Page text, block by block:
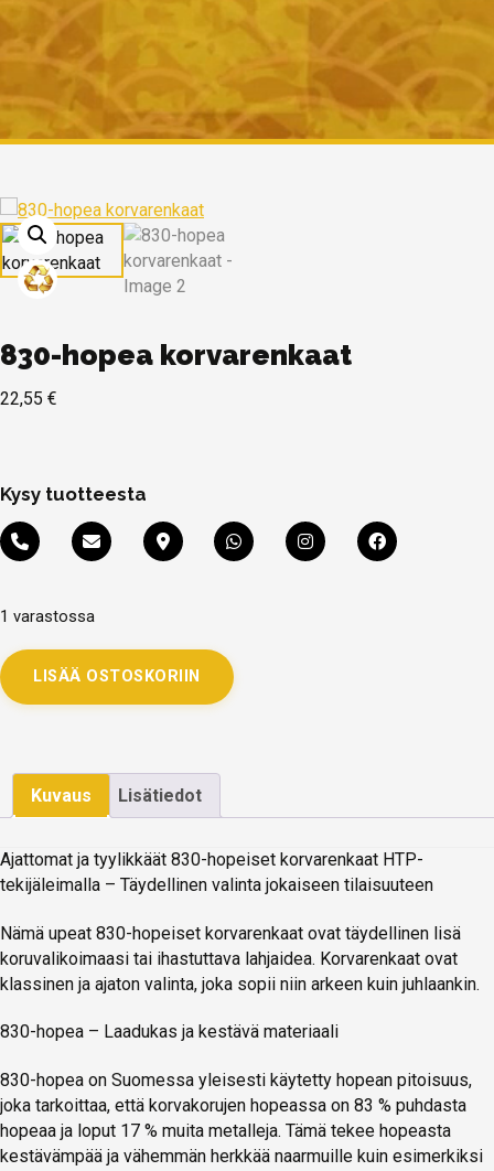
830-hopea korvarenkaat
22,55 €
Kysy tuotteesta
1 varastossa
LISÄÄ OSTOSKORIIN
Kuvaus Lisätiedot
Ajattomat ja tyylikkäät 830-hopeiset korvarenkaat HTP-
tekijäleimalla – Täydellinen valinta jokaiseen tilaisuuteen
Nämä upeat 830-hopeiset korvarenkaat ovat täydellinen lisä
koruvalikoimaasi tai ihastuttava lahjaidea. Korvarenkaat ovat
klassinen ja ajaton valinta, joka sopii niin arkeen kuin juhlaankin.
830-hopea – Laadukas ja kestävä materiaali
830-hopea on Suomessa yleisesti käytetty hopean pitoisuus,
joka tarkoittaa, että korvakorujen hopeassa on 83 % puhdasta
hopeaa ja loput 17 % muita metalleja. Tämä tekee hopeasta
kestävämpää ja vähemmän herkkää naarmuille kuin esimerkiksi